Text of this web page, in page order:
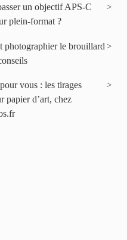
un objectif APS-C
plein-format ?
photographier le brouillard
vous : les tirages
papier d’art, chez